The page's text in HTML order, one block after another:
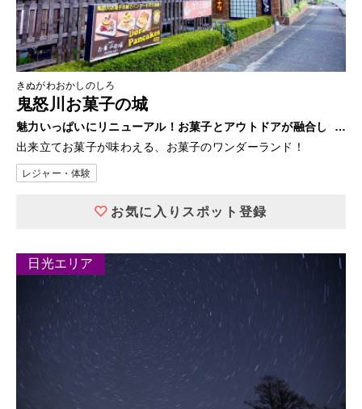
きぬがわおかしのしろ
鬼怒川お菓子の城
魅力いっぱいにリニューアル！お菓子とアウトドアが融合した
ワンダーランド
出来立てお菓子が味わえる、お菓子のワンダーランド！
レジャー・体験
お気に入りスポット登録
日光エリア